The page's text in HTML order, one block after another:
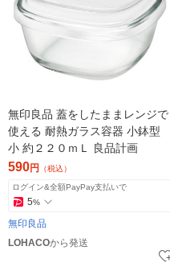
無印良品 蓋をしたままレンジで
使える 耐熱ガラス容器 小鉢型
小 約２２０ｍＬ 良品計画
590円 （税込）
ログイン&全額PayPay支払いで
5%
無印良品
LOHACOから発送